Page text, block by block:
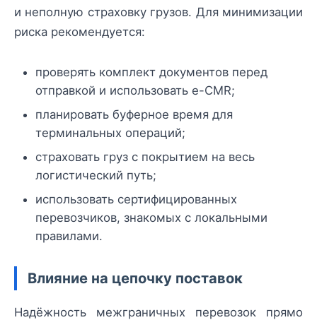
и неполную страховку грузов. Для минимизации
риска рекомендуется:
проверять комплект документов перед
отправкой и использовать e-CMR;
планировать буферное время для
терминальных операций;
страховать груз с покрытием на весь
логистический путь;
использовать сертифицированных
перевозчиков, знакомых с локальными
правилами.
Влияние на цепочку поставок
Надёжность межграничных перевозок прямо